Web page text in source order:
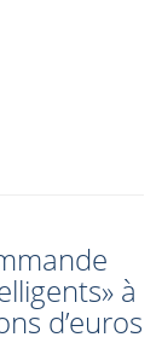
à
d’euros